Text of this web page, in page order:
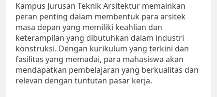
Kampus Jurusan Teknik Arsitektur memainkan
peran penting dalam membentuk para arsitek
masa depan yang memiliki keahlian dan
keterampilan yang dibutuhkan dalam industri
konstruksi. Dengan kurikulum yang terkini dan
fasilitas yang memadai, para mahasiswa akan
mendapatkan pembelajaran yang berkualitas dan
relevan dengan tuntutan pasar kerja.